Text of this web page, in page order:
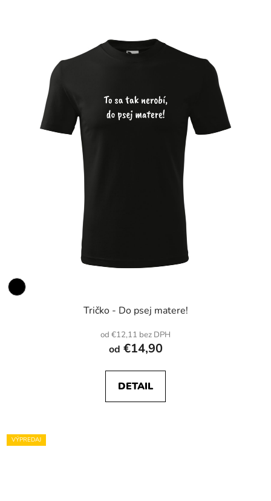
Tričko - Do psej matere!
od €12,11 bez DPH
od €14,90
DETAIL
VÝPREDAJ